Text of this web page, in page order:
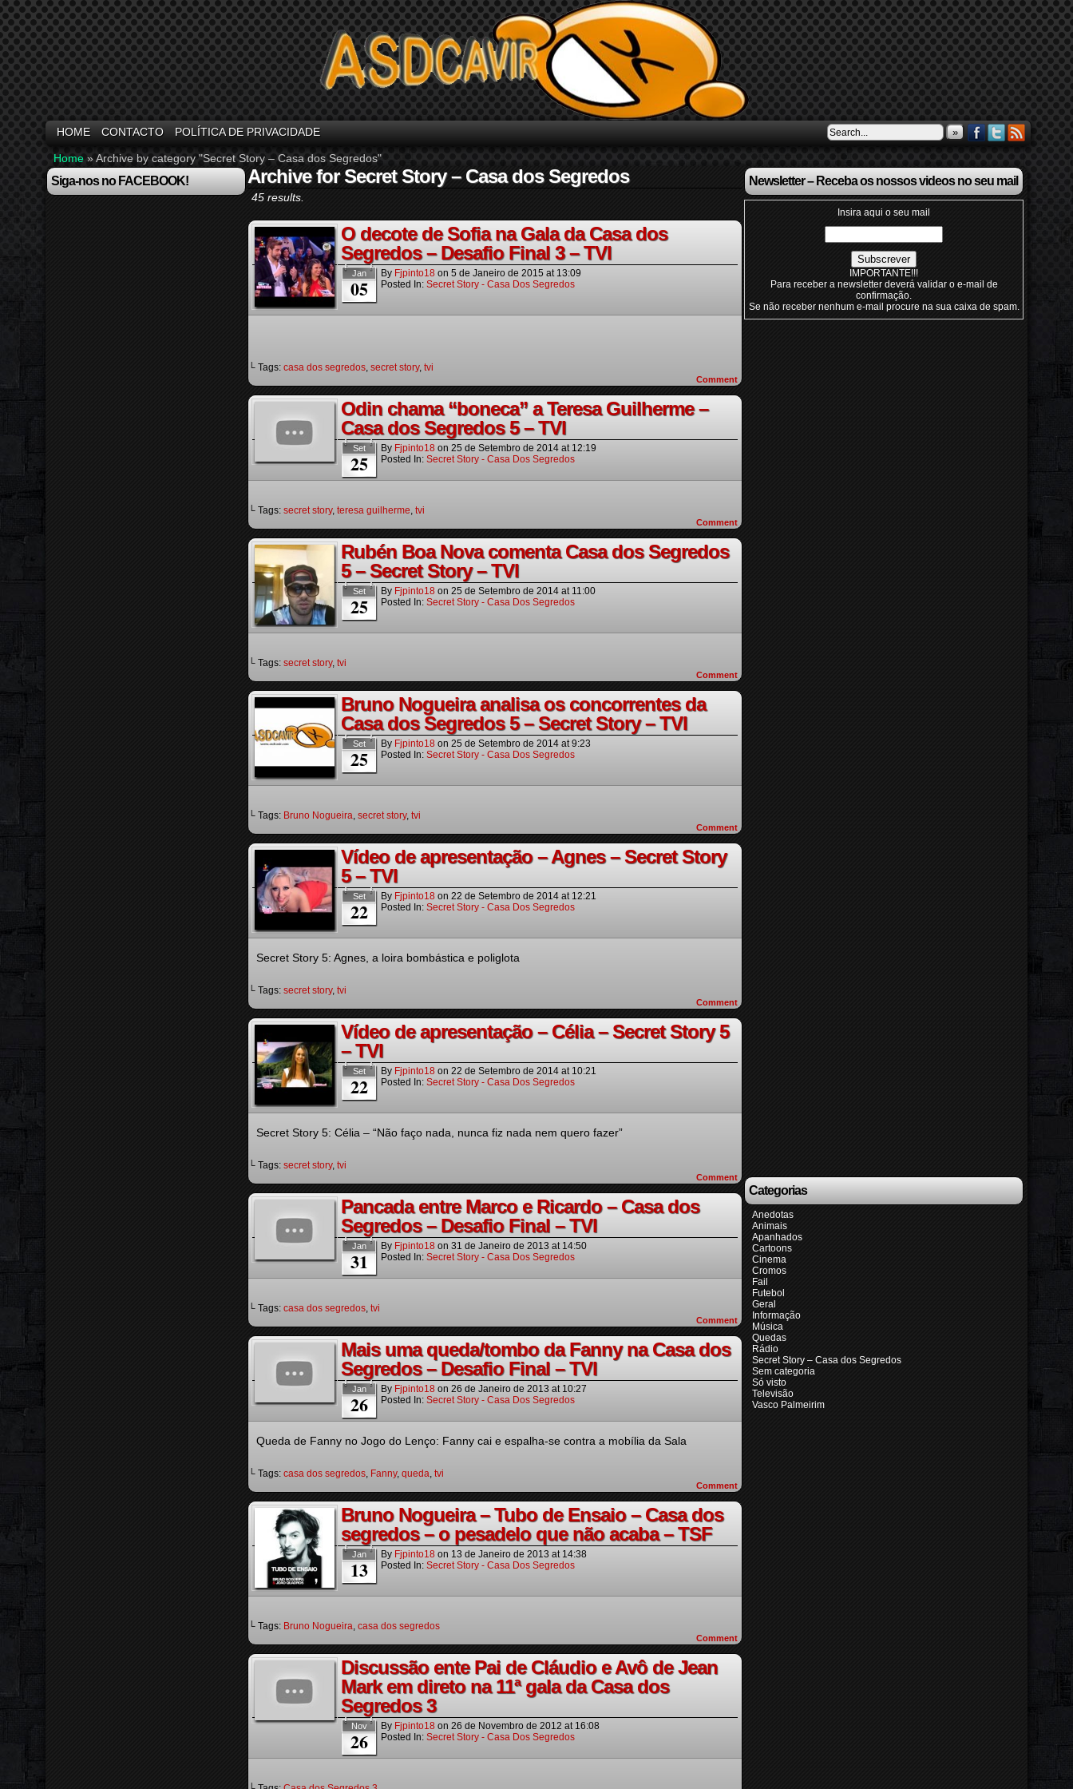
HOME CONTACTO POLÍTICA DE PRIVACIDADE »
Home »Archive by category "Secret Story – Casa dos Segredos"
Siga-nos no FACEBOOK! Archive for Secret Story – Casa dos Segredos
45 results.
O decote de Sofia na Gala da Casa dos
Segredos – Desafio Final 3 – TVI
Jan
05
By Fjpinto18 on 5 de Janeiro de 2015 at 13:09
Posted In: Secret Story - Casa Dos Segredos
└ Tags: casa dos segredos, secret story, tvi
Comment
Odin chama “boneca” a Teresa Guilherme –
Casa dos Segredos 5 – TVI
Set
25
By Fjpinto18 on 25 de Setembro de 2014 at 12:19
Posted In: Secret Story - Casa Dos Segredos
└ Tags: secret story, teresa guilherme, tvi
Comment
Rubén Boa Nova comenta Casa dos Segredos
5 – Secret Story – TVI
Set
25
By Fjpinto18 on 25 de Setembro de 2014 at 11:00
Posted In: Secret Story - Casa Dos Segredos
└ Tags: secret story, tvi
Comment
Bruno Nogueira analisa os concorrentes da
Casa dos Segredos 5 – Secret Story – TVI
Set
25
By Fjpinto18 on 25 de Setembro de 2014 at9:23
Posted In: Secret Story - Casa Dos Segredos
└ Tags: Bruno Nogueira, secret story, tvi
Comment
Vídeo de apresentação – Agnes – Secret Story
5 – TVI
Set
22
By Fjpinto18 on 22 de Setembro de 2014 at 12:21
Posted In: Secret Story - Casa Dos Segredos
Secret Story 5: Agnes, a loira bombástica e poliglota
└ Tags: secret story, tvi
Comment
Vídeo de apresentação – Célia – Secret Story 5
– TVI
Set
22
By Fjpinto18 on 22 de Setembro de 2014 at 10:21
Posted In: Secret Story - Casa Dos Segredos
Secret Story 5: Célia – “Não faço nada, nunca fiz nada nem quero fazer”
└ Tags: secret story, tvi
Comment
Pancada entre Marco e Ricardo – Casa dos
Segredos – Desafio Final – TVI
Jan
31
By Fjpinto18 on 31 de Janeiro de 2013 at 14:50
Posted In: Secret Story - Casa Dos Segredos
└ Tags: casa dos segredos, tvi
Comment
Mais uma queda/tombo da Fanny na Casa dos
Segredos – Desafio Final – TVI
Jan
26
By Fjpinto18 on 26 de Janeiro de 2013 at 10:27
Posted In: Secret Story - Casa Dos Segredos
Queda de Fanny no Jogo do Lenço: Fanny cai e espalha-se contra a mobília da Sala
└ Tags: casa dos segredos, Fanny, queda, tvi
Comment
Bruno Nogueira – Tubo de Ensaio – Casa dos
segredos – o pesadelo que não acaba – TSF
Jan
13
By Fjpinto18 on 13 de Janeiro de 2013 at 14:38
Posted In: Secret Story - Casa Dos Segredos
└ Tags: Bruno Nogueira, casa dos segredos
Comment
Discussão ente Pai de Cláudio e Avô de Jean
Mark em direto na 11ª gala da Casa dos
Segredos 3
Nov
26
By Fjpinto18 on 26 de Novembro de 2012 at 16:08
Posted In: Secret Story - Casa Dos Segredos
Newsletter – Receba os nossos videos no seu mail
Insira aqui o seu mail
IMPORTANTE!!!
Para receber a newsletter deverá validar o e-mail de
confirmação.
Se não receber nenhum e-mail procure na sua caixa de spam.
Categorias
Anedotas
Animais
Apanhados
Cartoons
Cinema
Cromos
Fail
Futebol
Geral
Informação
Música
Quedas
Rádio
Secret Story – Casa dos Segredos
Sem categoria
Só visto
Televisão
Vasco Palmeirim